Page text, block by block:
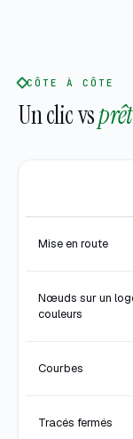
CÔTE À CÔTE
Un clic vs
Mise en route
Nœuds sur un
couleurs
Courbes
Tracés fermés